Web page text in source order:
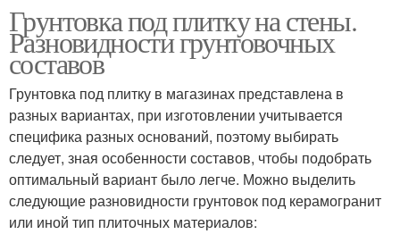
Грунтовка под плитку на стены.
Разновидности грунтовочных
составов
Грунтовка под плитку в магазинах представлена в
разных вариантах, при изготовлении учитывается
специфика разных оснований, поэтому выбирать
следует, зная особенности составов, чтобы подобрать
оптимальный вариант было легче. Можно выделить
следующие разновидности грунтовок под керамогранит
или иной тип плиточных материалов: